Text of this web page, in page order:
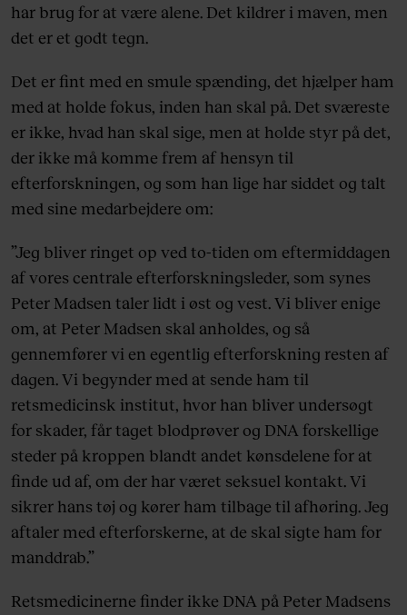
har brug for at være alene. Det kildrer i maven, men
det er et godt tegn.
Det er fint med en smule spænding, det hjælper ham
med at holde fokus, inden han skal på. Det sværeste
er ikke, hvad han skal sige, men at holde styr på det,
der ikke må komme frem af hensyn til
efterforskningen, og som han lige har siddet og talt
med sine medarbejdere om:
”Jeg bliver ringet op ved to-tiden om eftermiddagen
af vores centrale efterforskningsleder, som synes
Peter Madsen taler lidt i øst og vest. Vi bliver enige
om, at Peter Madsen skal anholdes, og så
gennemfører vi en egentlig efterforskning resten af
dagen. Vi begynder med at sende ham til
retsmedicinsk institut, hvor han bliver undersøgt
for skader, får taget blodprøver og DNA forskellige
steder på kroppen blandt andet kønsdelene for at
finde ud af, om der har været seksuel kontakt. Vi
sikrer hans tøj og kører ham tilbage til afhøring. Jeg
aftaler med efterforskerne, at de skal sigte ham for
manddrab.”
Retsmedicinerne finder ikke DNA på Peter Madsens